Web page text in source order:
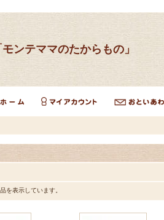
ンテママのたからもの」
を表示しています。